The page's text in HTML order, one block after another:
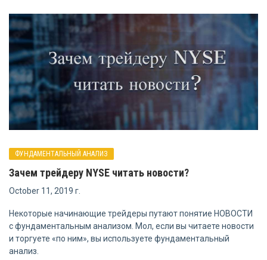
ФУНДАМЕНТАЛЬНЫЙ АНАЛИЗ
Зачем трейдеру NYSE читать новости?
October 11, 2019 г.
Некоторые начинающие трейдеры путают понятие НОВОСТИ
с фундаментальным анализом. Мол, если вы читаете новости
и торгуете «по ним», вы используете фундаментальный
анализ.